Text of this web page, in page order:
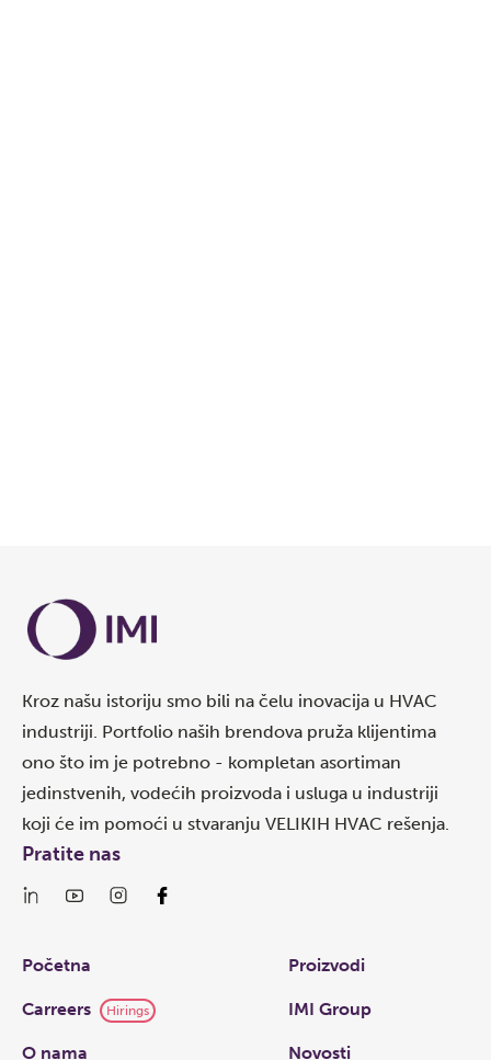
Kroz našu istoriju smo bili na čelu inovacija u HVAC
industriji. Portfolio naših brendova pruža klijentima
ono što im je potrebno - kompletan asortiman
jedinstvenih, vodećih proizvoda i usluga u industriji
koji će im pomoći u stvaranju VELIKIH HVAC rešenja.
Links
Početna Proizvodi
Carreers Hirings IMI Group
O nama Novosti
Pratite nas